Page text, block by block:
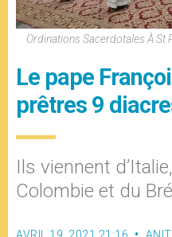
Ordinations Sacerdotales À
Le pape
prêtres 9
Ils viennent
Colombie et du